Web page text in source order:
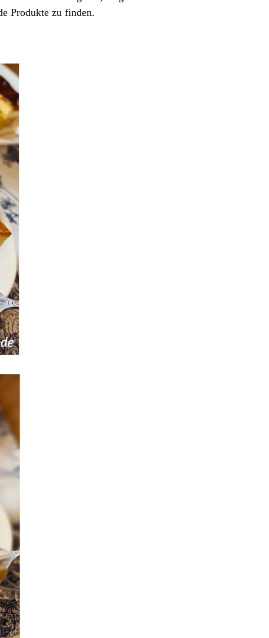
Produkte zu finden.